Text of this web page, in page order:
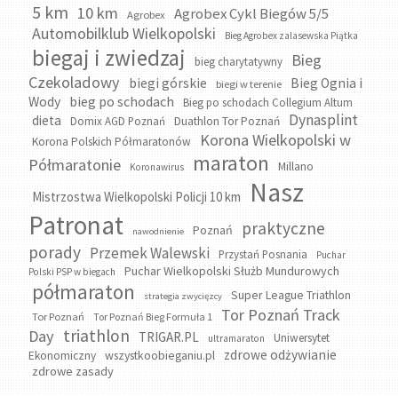
5 km 10 km Agrobex Agrobex Cykl Biegów 5/5
Automobilklub Wielkopolski Bieg Agrobex zalasewska Piątka
biegaj i zwiedzaj bieg charytatywny
Bieg
Czekoladowy
biegi górskie biegi w terenie
Bieg Ognia i
Wody bieg po schodach Bieg po schodach Collegium Altum
dieta Domix AGD Poznań Duathlon Tor Poznań Dynasplint
Korona Polskich Półmaratonów
Korona Wielkopolski w
Półmaratonie
Koronawirus maraton Millano
Mistrzostwa Wielkopolski Policji 10 km
Nasz
Patronat
nawodnienie Poznań
praktyczne
porady Przemek Walewski Przystań Posnania
Puchar
Polski PSP w biegach
Puchar Wielkopolski Służb Mundurowych
półmaraton strategia zwycięzcy Super League Triathlon
Tor Poznań Tor Poznań Bieg Formuła 1
Tor Poznań Track
Day triathlon TRIGAR.PL ultramaraton
Uniwersytet
Ekonomiczny
wszystkoobieganiu.pl zdrowe odżywianie
zdrowe zasady